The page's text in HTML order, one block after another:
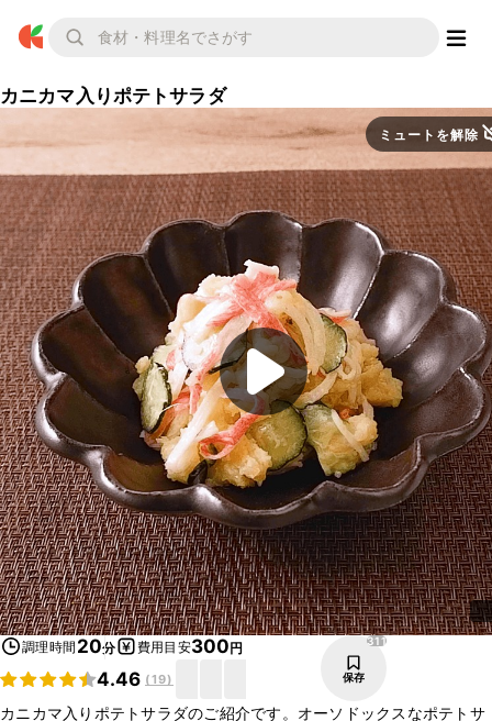
カニカマ入りポテトサラダ
ミュートを解除
調理時間 20分 費用目安300円
4.46 (19)
311
保存
カニカマ入りポテトサラダのご紹介です。オーソドックスなポテトサ